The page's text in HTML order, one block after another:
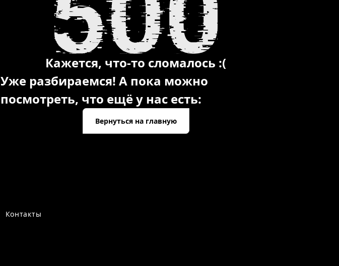
Кажется, что-то сломалось :(
Уже разбираемся! А пока можно
посмотреть, что ещё у нас есть:
Вернуться на главную
Контакты